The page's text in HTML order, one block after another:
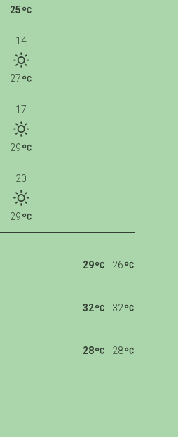
25
14
27
17
29
20
29
26
29
32
32
28
28